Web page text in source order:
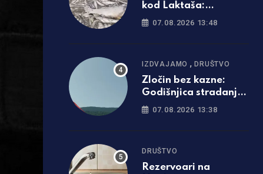
kod Laktaša:
Turjanica presušila,
07.08.2026 13:48
IZDVAJAMO ,DRUŠTVO
Zločin bez kazne:
Godišnjica stradanja
srpskih civila na
07.08.2026 13:38
DRUŠTVO
Rezervoari na